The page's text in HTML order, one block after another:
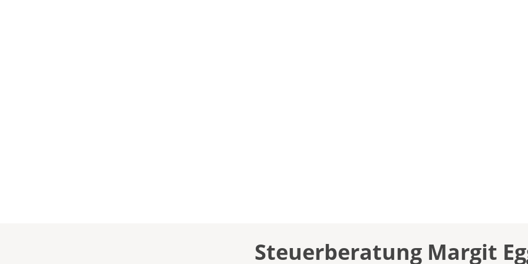
Steuerberatung Margit